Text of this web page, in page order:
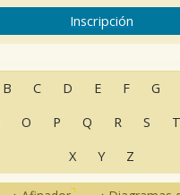
Inscripción
B C D E F G
O P Q R S T
X
Y Z